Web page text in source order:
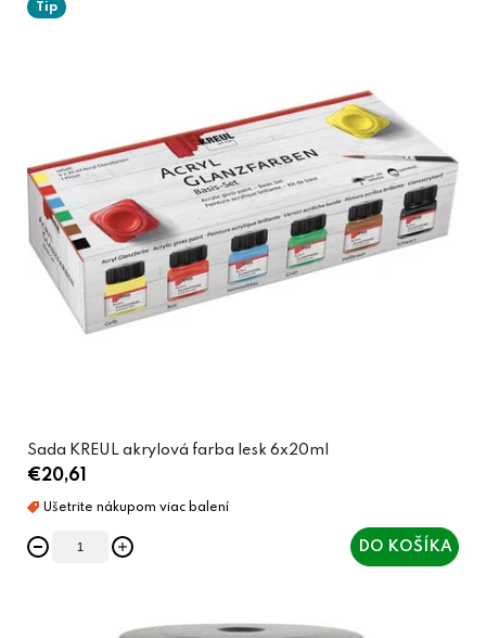
Tip
Sada KREUL akrylová farba lesk 6x20ml
€20,61
DO KOŠÍKA